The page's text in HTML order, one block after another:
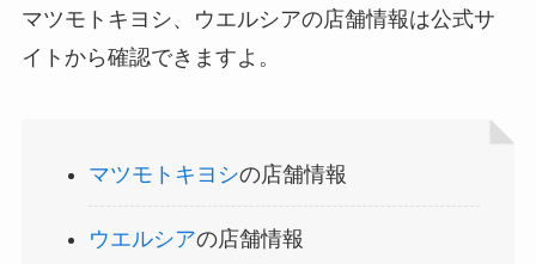
インソールはどこに売ってる？100均やドラッグス
トアで買える！
マツモトキヨシ、ウエルシアの店舗情報は公式サ
イトから確認できますよ。
マツモトキヨシの店舗情報
ウエルシアの店舗情報